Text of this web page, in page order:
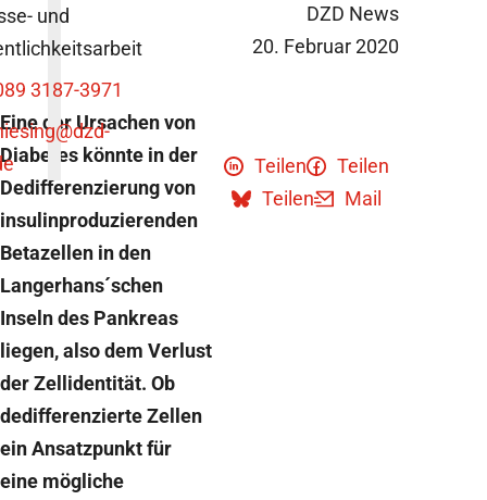
DZD News
20. Februar 2020
Eine der Ursachen von
Diabetes könnte in der
Dedifferenzierung von
insulinproduzierenden
Betazellen in den
Langerhans´schen
Inseln des Pankreas
liegen, also dem Verlust
der Zellidentität. Ob
dedifferenzierte Zellen
ein Ansatzpunkt für
eine mögliche
Teilen
Teilen
Teilen
Mail
und
3187-3971
@dzd-